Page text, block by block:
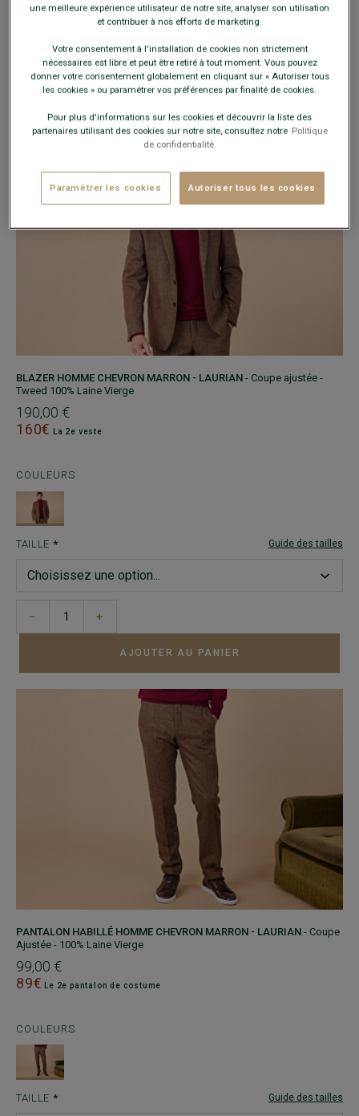
COSTUME LAURIAN CHEVRON
MARRON
une allure chic en toute circonstance. Il est soigneusement
confectionné dans un tweed haut de gamme en pure laine
vierge d’une maison portugaise. Idéal pour les mois froids,
ce tissu de poids moyen en pure laine vierge est
porté de l’automne jusqu’au printemps.
BLAZER HOMME CHEVRON MARRON - LAURIAN - Coupe ajustée -
Tweed 100% Laine Vierge
190,00 €
160€
La 2e veste
COULEURS
TAILLE Guide des tailles
− +
AJOUTER AU PANIER
PANTALON HABILLÉ HOMME CHEVRON MARRON - LAURIAN - Coupe
Ajustée - 100% Laine Vierge
99,00 €
89€
Le 2e pantalon de costume
COULEURS
TAILLE Guide des tailles
une meilleure expérience utilisateur de notre site, analyser son utilisation
et contribuer à nos efforts de marketing.
Votre consentement à l'installation de cookies non strictement
nécessaires est libre et peut être retiré à tout moment. Vous pouvez
donner votre consentement globalement en cliquant sur « Autoriser tous
les cookies » ou paramétrer vos préférences par finalité de cookies.
Pour plus d'informations sur les cookies et découvrir la liste des
partenaires utilisant des cookies sur notre site, consultez notre Politique
de confidentialité.
Paramétrer les cookies Autoriser tous les cookies